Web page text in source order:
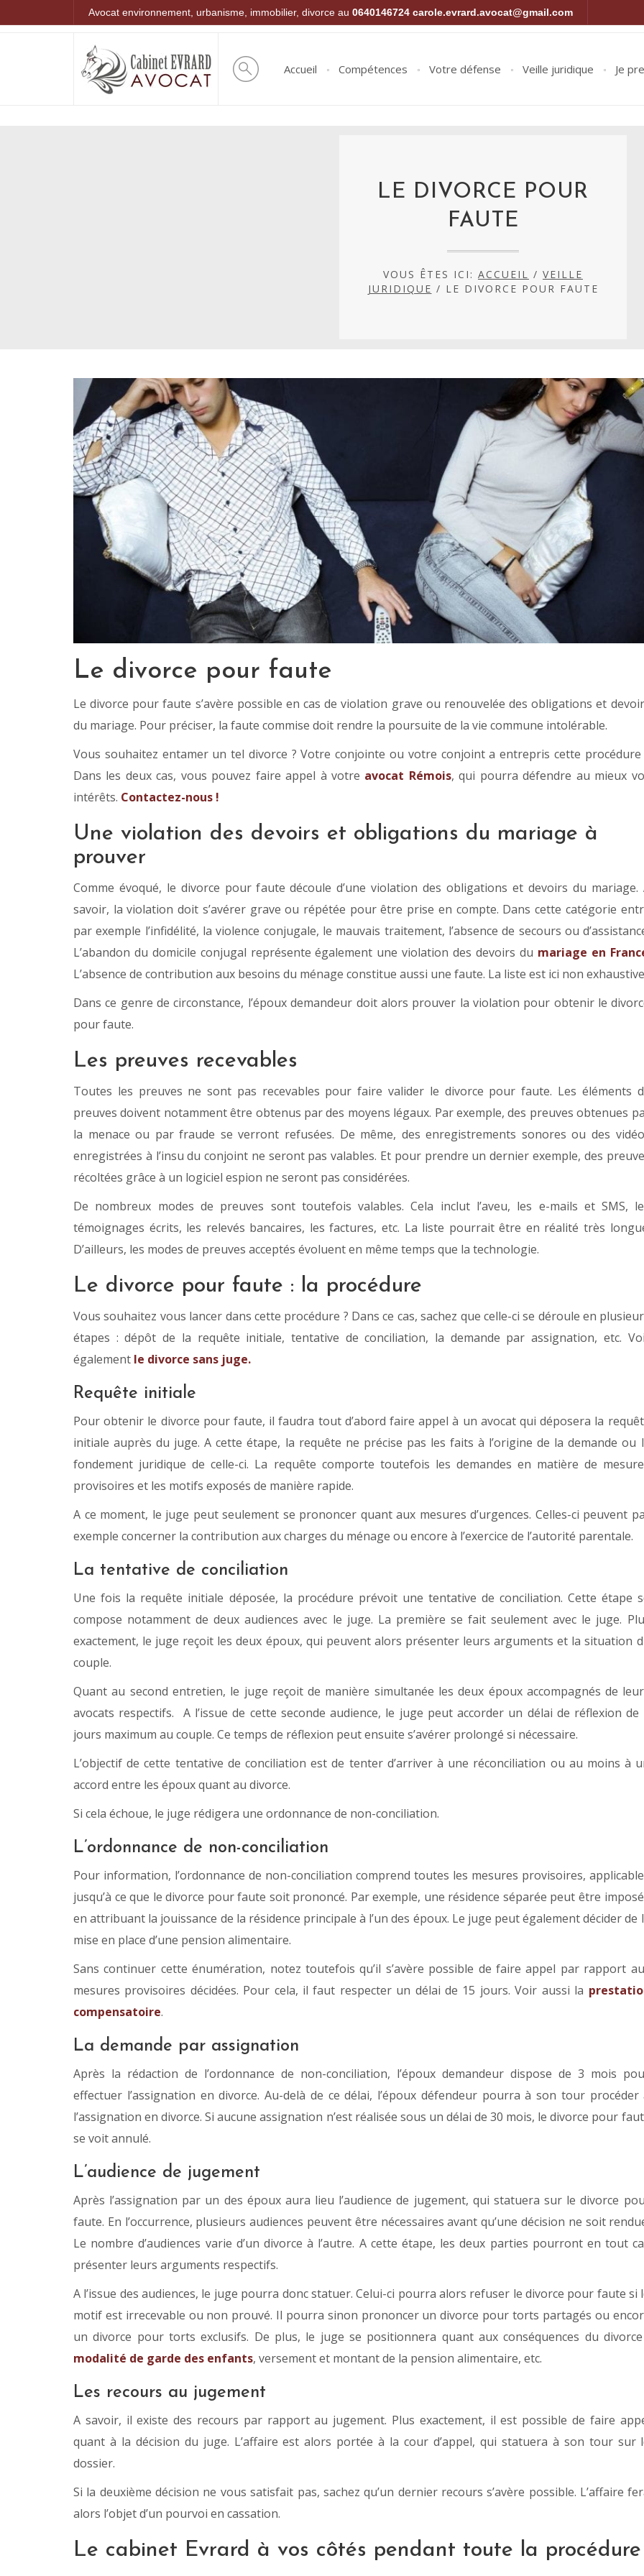
Avocat environnement, urbanisme, immobilier, divorce au 0640146724 carole.evrard.avocat@gmail.com
Accueil Compétences Votre défense Veille juridique Je
LE DIVORCE POUR
FAUTE
VOUS ÊTES ICI: ACCUEIL / VEILLE
JURIDIQUE / LE DIVORCE POUR FAUTE
Le divorce pour faute
Le divorce pour faute s’avère possible en cas de violation grave ou renouvelée des obligations et
du mariage. Pour préciser, la faute commise doit rendre la poursuite de la vie commune intolérable.
Vous souhaitez entamer un tel divorce ? Votre conjointe ou votre conjoint a entrepris cette procédure
Dans les deux cas, vous pouvez faire appel à votre avocat Rémois, qui pourra défendre au mieux
intérêts. Contactez-nous !
Une violation des devoirs et obligations du mariage à
prouver
Comme évoqué, le divorce pour faute découle d’une violation des obligations et devoirs du mariage.
savoir, la violation doit s’avérer grave ou répétée pour être prise en compte. Dans cette catégorie
par exemple l’infidélité, la violence conjugale, le mauvais traitement, l’absence de secours ou
L’abandon du domicile conjugal représente également une violation des devoirs du mariage en
L’absence de contribution aux besoins du ménage constitue aussi une faute. La liste est ici non
Dans ce genre de circonstance, l’époux demandeur doit alors prouver la violation pour obtenir le
pour faute.
Les preuves recevables
Toutes les preuves ne sont pas recevables pour faire valider le divorce pour faute. Les éléments
preuves doivent notamment être obtenus par des moyens légaux. Par exemple, des preuves obtenues
la menace ou par fraude se verront refusées. De même, des enregistrements sonores ou des
enregistrées à l’insu du conjoint ne seront pas valables. Et pour prendre un dernier exemple, des
récoltées grâce à un logiciel espion ne seront pas considérées.
De nombreux modes de preuves sont toutefois valables. Cela inclut l’aveu, les e-mails et SMS,
témoignages écrits, les relevés bancaires, les factures, etc. La liste pourrait être en réalité très
D’ailleurs, les modes de preuves acceptés évoluent en même temps que la technologie.
Le divorce pour faute : la procédure
Vous souhaitez vous lancer dans cette procédure ? Dans ce cas, sachez que celle-ci se déroule en
étapes : dépôt de la requête initiale, tentative de conciliation, la demande par assignation, etc.
également le divorce sans juge.
Requête initiale
Pour obtenir le divorce pour faute, il faudra tout d’abord faire appel à un avocat qui déposera la
initiale auprès du juge. A cette étape, la requête ne précise pas les faits à l’origine de la demande ou
fondement juridique de celle-ci. La requête comporte toutefois les demandes en matière de
provisoires et les motifs exposés de manière rapide.
A ce moment, le juge peut seulement se prononcer quant aux mesures d’urgences. Celles-ci peuvent
exemple concerner la contribution aux charges du ménage ou encore à l’exercice de l’autorité parentale.
La tentative de conciliation
Une fois la requête initiale déposée, la procédure prévoit une tentative de conciliation. Cette étape
compose notamment de deux audiences avec le juge. La première se fait seulement avec le juge.
exactement, le juge reçoit les deux époux, qui peuvent alors présenter leurs arguments et la situation
couple.
Quant au second entretien, le juge reçoit de manière simultanée les deux époux accompagnés de
avocats respectifs. A l’issue de cette seconde audience, le juge peut accorder un délai de réflexion de
jours maximum au couple. Ce temps de réflexion peut ensuite s’avérer prolongé si nécessaire.
L’objectif de cette tentative de conciliation est de tenter d’arriver à une réconciliation ou au moins à
accord entre les époux quant au divorce.
Si cela échoue, le juge rédigera une ordonnance de non-conciliation.
L’ordonnance de non-conciliation
Pour information, l’ordonnance de non-conciliation comprend toutes les mesures provisoires,
jusqu’à ce que le divorce pour faute soit prononcé. Par exemple, une résidence séparée peut être
en attribuant la jouissance de la résidence principale à l’un des époux. Le juge peut également décider de
mise en place d’une pension alimentaire.
Sans continuer cette énumération, notez toutefois qu’il s’avère possible de faire appel par rapport
mesures provisoires décidées. Pour cela, il faut respecter un délai de 15 jours. Voir aussi la
compensatoire.
La demande par assignation
Après la rédaction de l’ordonnance de non-conciliation, l’époux demandeur dispose de 3 mois
effectuer l’assignation en divorce. Au-delà de ce délai, l’époux défendeur pourra à son tour procéder
l’assignation en divorce. Si aucune assignation n’est réalisée sous un délai de 30 mois, le divorce pour
se voit annulé.
L’audience de jugement
Après l’assignation par un des époux aura lieu l’audience de jugement, qui statuera sur le divorce
faute. En l’occurrence, plusieurs audiences peuvent être nécessaires avant qu’une décision ne soit
Le nombre d’audiences varie d’un divorce à l’autre. A cette étape, les deux parties pourront en tout
présenter leurs arguments respectifs.
A l’issue des audiences, le juge pourra donc statuer. Celui-ci pourra alors refuser le divorce pour faute si
motif est irrecevable ou non prouvé. Il pourra sinon prononcer un divorce pour torts partagés ou
un divorce pour torts exclusifs. De plus, le juge se positionnera quant aux conséquences du
modalité de garde des enfants, versement et montant de la pension alimentaire, etc.
Les recours au jugement
A savoir, il existe des recours par rapport au jugement. Plus exactement, il est possible de faire
quant à la décision du juge. L’affaire est alors portée à la cour d’appel, qui statuera à son tour sur
dossier.
Si la deuxième décision ne vous satisfait pas, sachez qu’un dernier recours s’avère possible. L’affaire
alors l’objet d’un pourvoi en cassation.
Le cabinet Evrard à vos côtés pendant toute la procédure